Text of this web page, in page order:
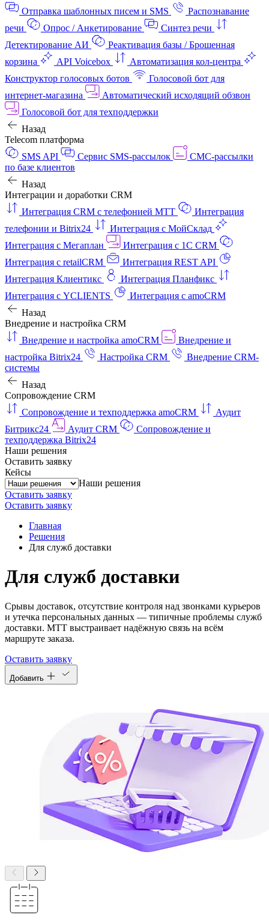
Отправка шаблонных писем и SMS
Распознавание
речи
Опрос / Анкетирование
Синтез речи
Детектирование АИ
Реактивация базы / Брошенная
корзина
API Voicebox
Автоматизация кол‑центра
Конструктор голосовых ботов
Голосовой бот для
интернет‑магазина
Автоматический исходящий обзвон
Голосовой бот для техподдержки
Назад
Telecom платформа
SMS API
Сервис SMS-рассылок
СМС-рассылки
по базе клиентов
Назад
Интеграции и доработки CRM
Интеграция CRM с телефонией МТТ
Интеграция
телефонии и Bitrix24
Интеграция с МойСклад
Интеграция с Мегаплан
Интеграция с 1C CRM
Интеграция с retailCRM
Интеграция REST API
Интеграция Клиентикс
Интеграция Планфикс
Интеграция с YCLIENTS
Интеграция с amoCRM
Назад
Внедрение и настройка CRM
Внедрение и настройка amoCRM
Внедрение и
настройка Bitrix24
Настройка CRM
Внедрение CRM-
системы
Назад
Сопровождение CRM
Сопровождение и техподдержка amoCRM
Аудит
Битрикс24
Аудит CRM
Сопровождение и
техподдержка Bitrix24
Наши решения
Оставить заявку
Кейсы
Наши решения
Оставить заявку
Оставить заявку
Главная
Решения
Для служб доставки
Для служб доставки
Срывы доставок, отсутствие контроля над звонками курьеров
и утечка персональных данных — типичные проблемы служб
доставки. МТТ выстраивает надёжную связь на всём
маршруте заказа.
Оставить заявку
Добавить